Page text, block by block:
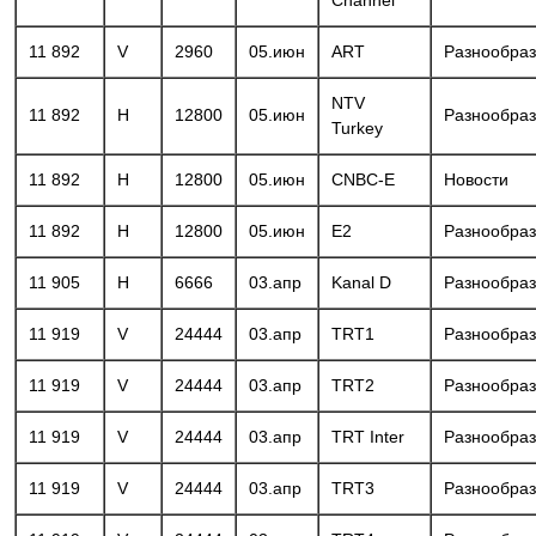
11 892 V 2960 05.июн ART
11 892 H 12800 05.июн
NTV
Turkey
11 892 H 12800 05.июн CNBC-E Новости
11 892 H 12800 05.июн E2
11 905 H 6666 03.апр Kanal D
11 919 V 24444 03.апр TRT1
11 919 V 24444 03.апр TRT2
11 919 V 24444 03.апр TRT Inter
11 919 V 24444 03.апр TRT3